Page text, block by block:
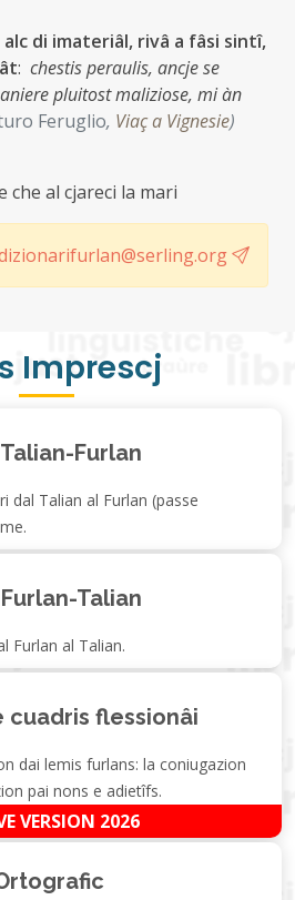
alc di imateriâl, rivâ a fâsi sintî,
: chestis peraulis, ancje se
pluitost maliziose, mi àn
Feruglio, Viaç a Vignesie)
che al cjareci la mari
Imprescj
Furlan
dal Talian al Furlan (passe
Talian
Furlan al Talian.
cuadris flessionâi
dai lemis furlans: la coniugazion
pai nons e adietîfs.
VERSION 2026